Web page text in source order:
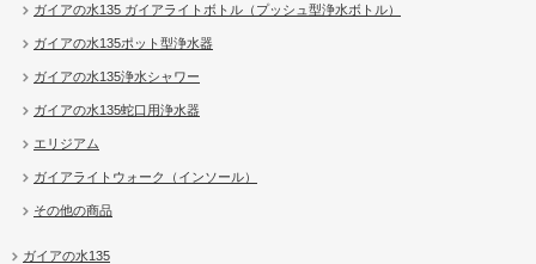
ガイアの水135 ガイアライトボトル（プッシュ型浄水ボトル）
ガイアの水135ポット型浄水器
ガイアの水135浄水シャワー
ガイアの水135蛇口用浄水器
エリジアム
ガイアライトウォーク（インソール）
その他の商品
ガイアの水135